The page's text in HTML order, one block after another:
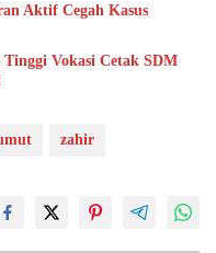
Aktif Cegah Kasus
Vokasi Cetak SDM
zahir